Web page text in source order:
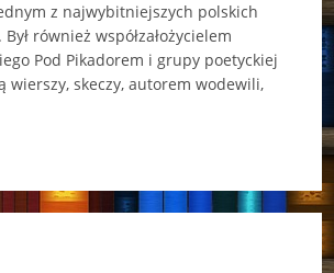
z najwybitniejszych polskich
również współzałożycielem
Pod Pikadorem i grupy poetyckiej
wierszy, skeczy, autorem wodewili,